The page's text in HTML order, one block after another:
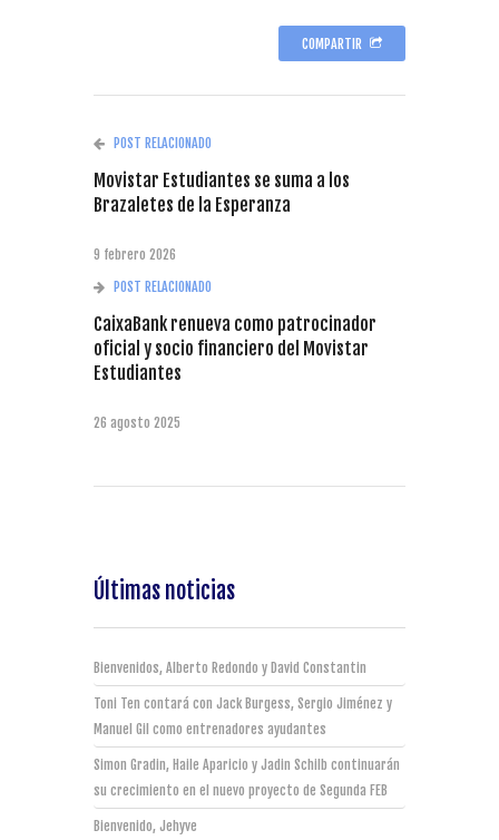
COMPARTIR
POST RELACIONADO
Movistar Estudiantes se suma a los
Brazaletes de la Esperanza
9 febrero 2026
POST RELACIONADO
CaixaBank renueva como patrocinador
oficial y socio financiero del Movistar
Estudiantes
26 agosto 2025
Últimas noticias
Bienvenidos, Alberto Redondo y David Constantin
Toni Ten contará con Jack Burgess, Sergio Jiménez y
Manuel Gil como entrenadores ayudantes
Simon Gradin, Haile Aparicio y Jadin Schilb continuarán
su crecimiento en el nuevo proyecto de Segunda FEB
Bienvenido, Jehyve